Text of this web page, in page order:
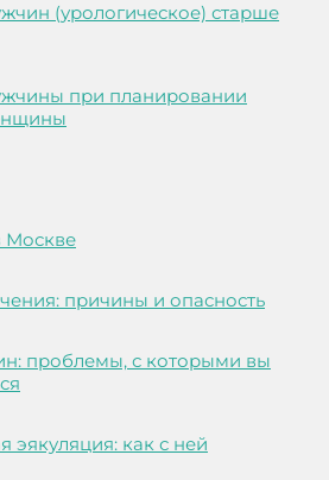
(урологическое) старше
при планировании
Москве
причины и опасность
проблемы, с которыми вы
как с ней